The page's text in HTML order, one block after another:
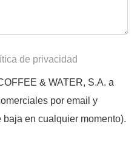
de privacidad
& WATER, S.A. a
por email y
en cualquier momento).